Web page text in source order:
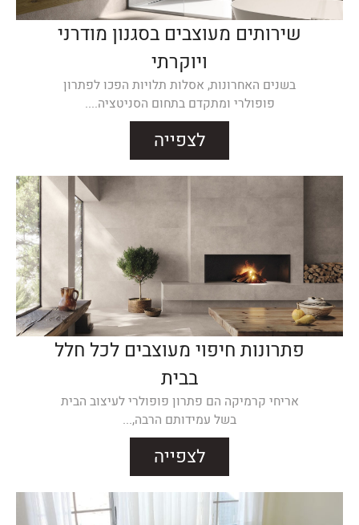
שירותים מעוצבים בסגנון מודרני
ויוקרתי
בשנים האחרונות, אסלות תלויות הפכו לפתרון
פופולרי ומתקדם בתחום הסניטציה....
לצפייה
פתרונות חיפוי מעוצבים לכל חלל
בבית
אריחי קרמיקה הם פתרון פופולרי לעיצוב הבית
בשל עמידותם הרבה,...
לצפייה